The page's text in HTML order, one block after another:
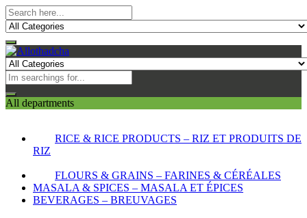
All departments
RICE & RICE PRODUCTS – RIZ ET PRODUITS DE
RIZ
FLOURS & GRAINS – FARINES & CÉRÉALES
MASALA & SPICES – MASALA ET ÉPICES
BEVERAGES – BREUVAGES